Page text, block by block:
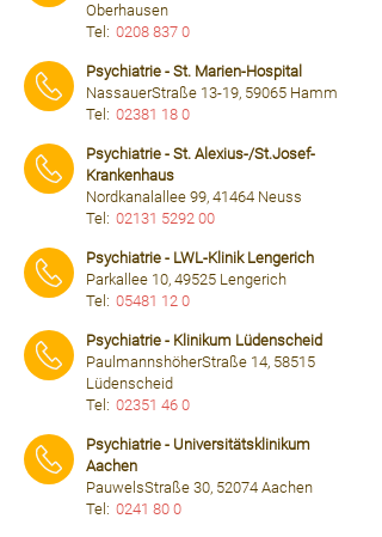
Oberhausen
Tel: 0208 837 0
Psychiatrie - St. Marien-Hospital
NassauerStraße 13-19, 59065 Hamm
Tel: 02381 18 0
Psychiatrie - St. Alexius-/St.Josef-
Krankenhaus
Nordkanalallee 99, 41464 Neuss
Tel: 02131 5292 00
Psychiatrie - LWL-Klinik Lengerich
Parkallee 10, 49525 Lengerich
Tel: 05481 12 0
Psychiatrie - Klinikum Lüdenscheid
PaulmannshöherStraße 14, 58515
Lüdenscheid
Tel: 02351 46 0
Psychiatrie - Universitätsklinikum
Aachen
PauwelsStraße 30, 52074 Aachen
Tel: 0241 80 0